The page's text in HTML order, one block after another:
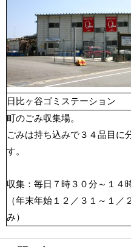
日比ヶ谷ゴミステーション
町のごみ収集場。
ごみは持ち込みで３４品目に
す。
収集：毎日７時３０分～１４
（年末年始１２／３１～１／
み）